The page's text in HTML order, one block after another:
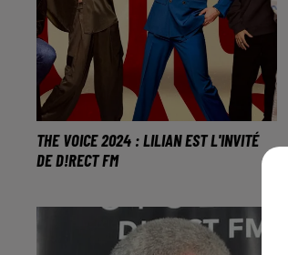
THE VOICE 2024 : LILIAN EST L'INVITÉ
DE D!RECT FM
intégré l'équipe de Mika.